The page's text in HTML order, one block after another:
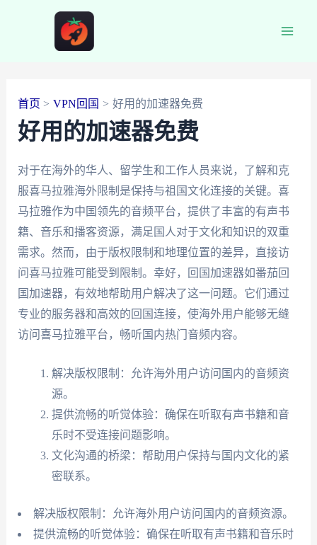
首页 VPN回国 好用的加速器免费
好用的加速器免费
对于在海外的华人、留学生和工作人员来说，了解和克
服喜马拉雅海外限制是保持与祖国文化连接的关键。喜
马拉雅作为中国领先的音频平台，提供了丰富的有声书
籍、音乐和播客资源，满足国人对于文化和知识的双重
需求。然而，由于版权限制和地理位置的差异，直接访
问喜马拉雅可能受到限制。幸好，回国加速器如番茄回
国加速器，有效地帮助用户解决了这一问题。它们通过
专业的服务器和高效的回国连接，使海外用户能够无缝
访问喜马拉雅平台，畅听国内热门音频内容。
解决版权限制：允许海外用户访问国内的音频资
源。
提供流畅的听觉体验：确保在听取有声书籍和音
乐时不受连接问题影响。
文化沟通的桥梁：帮助用户保持与国内文化的紧
密联系。
解决版权限制：允许海外用户访问国内的音频资源。
提供流畅的听觉体验：确保在听取有声书籍和音乐时